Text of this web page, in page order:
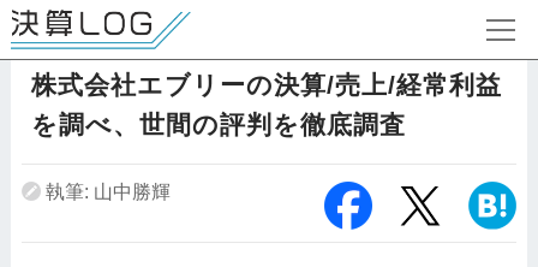
株式会社エブリーの決算/売上/経常利益
を調べ、世間の評判を徹底調査
執筆: 山中勝輝